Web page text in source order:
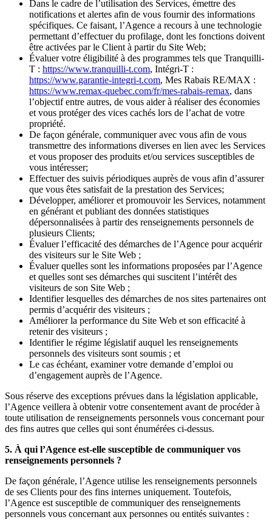
Dans le cadre de l’utilisation des Services, émettre des
notifications et alertes afin de vous fournir des informations
spécifiques. Ce faisant, l’Agence a recours à une technologie
permettant d’effectuer du profilage, dont les fonctions doivent
être activées par le Client à partir du Site Web;
Évaluer votre éligibilité à des programmes tels que Tranquilli-
T : https://www.tranquilli-t.com, Intégri-T :
https://www.garantie-integri-t.com, Mes Rabais RE/MAX :
https://www.remax-quebec.com/fr/mes-rabais-remax, dans
l’objectif entre autres, de vous aider à réaliser des économies
et vous protéger des vices cachés lors de l’achat de votre
propriété.
De façon générale, communiquer avec vous afin de vous
transmettre des informations diverses en lien avec les Services
et vous proposer des produits et/ou services susceptibles de
vous intéresser;
Effectuer des suivis périodiques auprès de vous afin d’assurer
que vous êtes satisfait de la prestation des Services;
Développer, améliorer et promouvoir les Services, notamment
en générant et publiant des données statistiques
dépersonnalisées à partir des renseignements personnels de
plusieurs Clients;
Évaluer l’efficacité des démarches de l’Agence pour acquérir
des visiteurs sur le Site Web ;
Évaluer quelles sont les informations proposées par l’Agence
et quelles sont ses démarches qui suscitent l’intérêt des
visiteurs de son Site Web ;
Identifier lesquelles des démarches de nos sites partenaires ont
permis d’acquérir des visiteurs ;
Améliorer la performance du Site Web et son efficacité à
retenir des visiteurs ;
Identifier le régime législatif auquel les renseignements
personnels des visiteurs sont soumis ; et
Le cas échéant, examiner votre demande d’emploi ou
d’engagement auprès de l’Agence.
Sous réserve des exceptions prévues dans la législation applicable,
l’Agence veillera à obtenir votre consentement avant de procéder à
toute utilisation de renseignements personnels vous concernant pour
des fins autres que celles qui sont énumérées ci-dessus.
5. À qui l’Agence est-elle susceptible de communiquer vos
renseignements personnels ?
De façon générale, l’Agence utilise les renseignements personnels
de ses Clients pour des fins internes uniquement. Toutefois,
l’Agence est susceptible de communiquer des renseignements
personnels vous concernant aux personnes ou entités suivantes :